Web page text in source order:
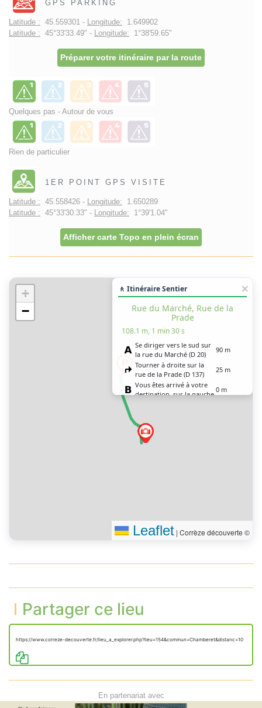
GPS PARKING
Latitude : 45.559301 - Longitude: 1.649902
Latitude : 45°33'33.49" - Longitude: 1°38'59.65"
Préparer votre itinéraire par la route
Quelques pas - Autour de vous
Rien de particulier
1ER POINT GPS VISITE
Latitude : 45.558426 - Longitude: 1.650289
Latitude : 45°33'30.33" - Longitude: 1°39'1.04"
Afficher carte Topo en plein écran
+
−
🚶 Itinéraire Sentier
Rue du Marché, Rue de la
Prade
108.1 m, 1 min 30 s
Se diriger vers le sud sur
la rue du Marché (D 20)
90 m
Tourner à droite sur la
rue de la Prade (D 137)
25 m
Vous êtes arrivé à votre
destination, sur la gauche
0 m
Leaflet | Corrèze découverte ©
Partager ce lieu
https://www.correze-decouverte.fr/lieu_a_explorer.php?lieu=154&commun=Chamberet&distanc=10
En partenariat avec